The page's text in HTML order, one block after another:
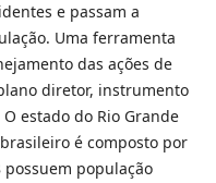
e passam a
Uma ferramenta
das ações de
diretor, instrumento
estado do Rio Grande
é composto por
população